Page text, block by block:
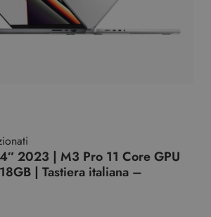
2023 | M3 Pro 11 Core GPU
| Tastiera italiana –